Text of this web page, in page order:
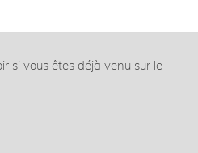
si vous êtes déjà venu sur le